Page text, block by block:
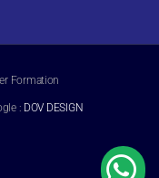
Formation
: DOV DESIGN